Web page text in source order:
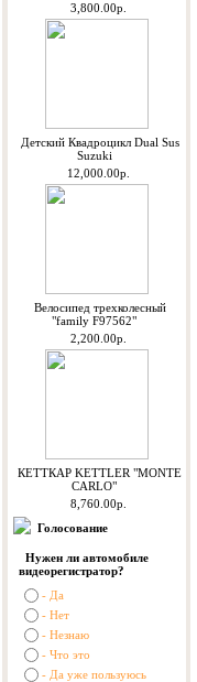
3,800.00р.
Детский Квадроцикл Dual Sus
Suzuki
12,000.00р.
Велосипед трехколесный
"family F97562"
2,200.00р.
КЕТТКАР KETTLER "MONTE
CARLO"
8,760.00р.
Голосование
Нужен ли автомобиле
видеорегистратор?
- Да
- Нет
- Незнаю
- Что это
- Да уже пользуюсь